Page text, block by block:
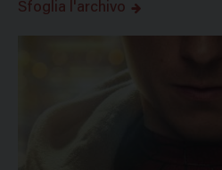
Sfoglia l'archivo